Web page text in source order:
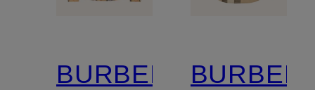
BURBERRY